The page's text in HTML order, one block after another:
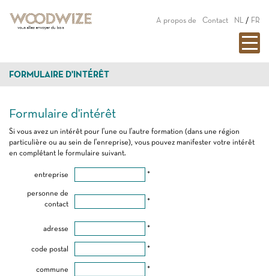
A propos de Contact NL / FR
FORMULAIRE D'INTÉRÊT
Formulaire d'intérêt
Si vous avez un intérêt pour l'une ou l'autre formation (dans une région
particulière ou au sein de l'enreprise), vous pouvez manifester votre intérêt
en complétant le formulaire suivant.
entreprise *
personne de
contact
*
adresse *
code postal *
commune *